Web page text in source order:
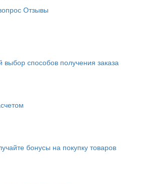
Отзывы
способов получения заказа
бонусы на покупку товаров